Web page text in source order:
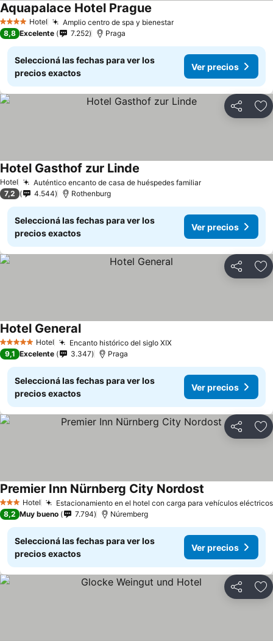
4 EstrellasHotel Amplio centro de spa y bienestar
Aquapalace Hotel Prague
8,8 Excelente 7.252 Praga
Seleccioná las fechas para ver los
precios exactos
Ver precios
Compartir
Hotel Auténtico encanto de casa de huéspedes familiar
Hotel Gasthof zur Linde
7,2 4.544 Rothenburg
Seleccioná las fechas para ver los
precios exactos
Ver precios
Compartir
5 Estrellas Hotel Encanto histórico del siglo XIX
Hotel General
9,1 Excelente 3.347 Praga
Seleccioná las fechas para ver los
precios exactos
Ver precios
Compartir
3 Estrellas
Hotel Estacionamiento en el hotel con carga para vehículos eléctricos
Premier Inn Nürnberg City Nordost
8,2 Muy bueno 7.794 Núremberg
Seleccioná las fechas para ver los
precios exactos
Ver precios
Compartir